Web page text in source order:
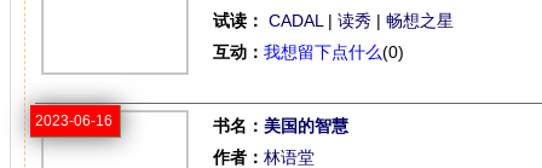
试读： CADAL | 读秀 | 畅想之星
互动： 我想留下点什么(0)
2023-06-16 书名： 美国的智慧
作者： 林语堂